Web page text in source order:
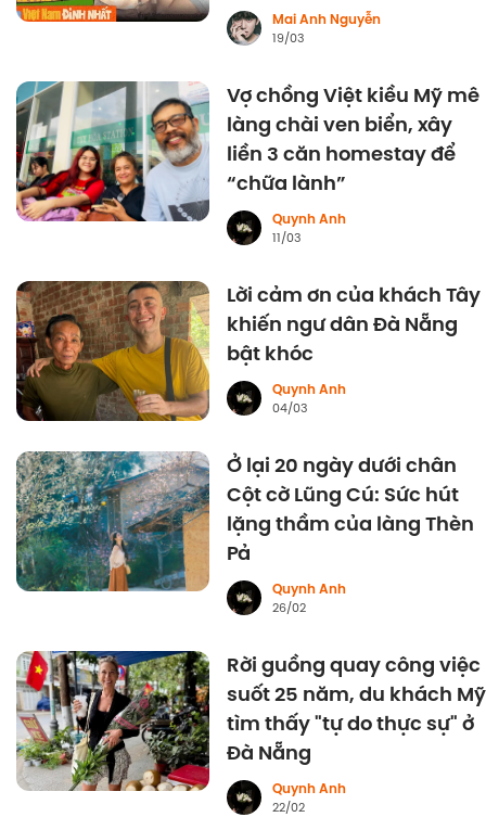
Mai Anh Nguyễn
19/03
Vợ chồng Việt kiều Mỹ mê
làng chài ven biển, xây
liền 3 căn homestay để
“chữa lành”
Quynh Anh
11/03
Lời cảm ơn của khách Tây
khiến ngư dân Đà Nẵng
bật khóc
Quynh Anh
04/03
Ở lại 20 ngày dưới chân
Cột cờ Lũng Cú: Sức hút
lặng thầm của làng Thèn
Pả
Quynh Anh
26/02
Rời guồng quay công việc
suốt 25 năm, du khách Mỹ
tìm thấy "tự do thực sự" ở
Đà Nẵng
Quynh Anh
22/02